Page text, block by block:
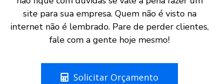
site para sua empresa. Quem não é visto na
internet não é lembrado. Pare de perder clientes,
fale com a gente hoje mesmo!
Solicitar Orçamento